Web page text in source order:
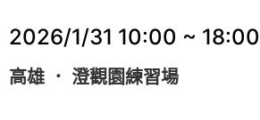
2026/1/31 10:00 ~ 18:00
高雄 ． 澄觀園練習場